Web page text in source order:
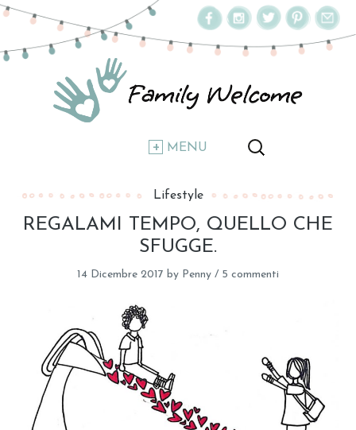
MENU
Lifestyle
REGALAMI TEMPO, QUELLO CHE
SFUGGE.
14 Dicembre 2017 by Penny / 5 commenti